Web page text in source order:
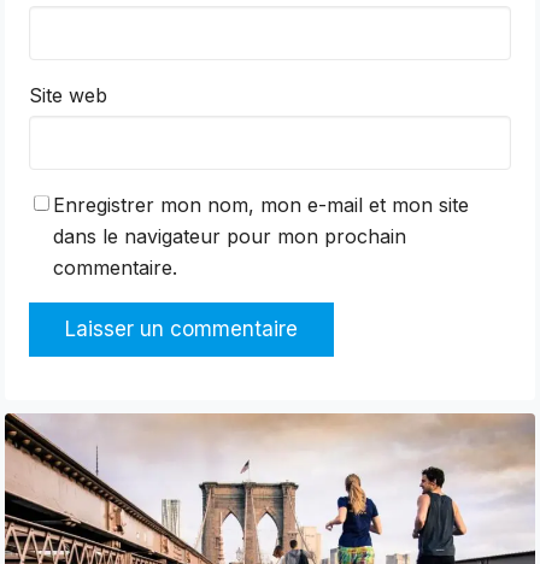
Site web
Enregistrer mon nom, mon e-mail et mon site
dans le navigateur pour mon prochain
commentaire.